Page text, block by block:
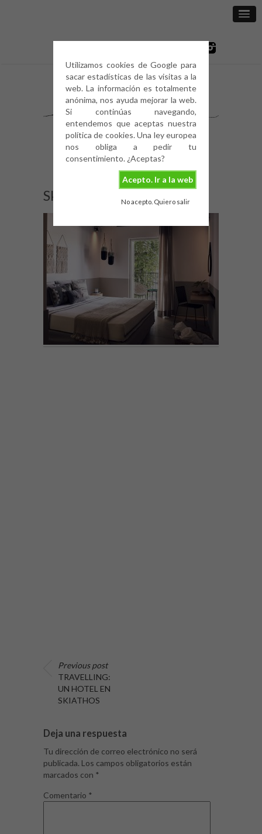
Utilizamos cookies de Google para
sacar estadísticas de las visitas a la
web. La información es totalmente
anónima, nos ayuda mejorar la web.
Si continúas navegando,
entendemos que aceptas nuestra
política de cookies. Una ley europea
nos obliga a pedir tu
consentimiento. ¿Aceptas?
Acepto. Ir a la web
No acepto. Quiero salir
SkiathosBlu-6
Previous post
TRAVELLING:
UN HOTEL EN
SKIATHOS
Deja una respuesta
Tu dirección de correo electrónico no será
publicada. Los campos obligatorios están
marcados con *
Comentario *